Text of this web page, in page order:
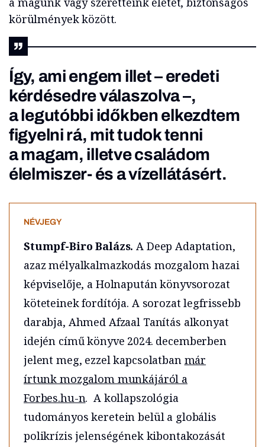
körülmények között.
Így, ami engem illet – eredeti
kérdésedre válaszolva –,
a legutóbbi időkben elkezdtem
figyelni rá, mit tudok tenni
a magam, illetve családom
élelmiszer- és a vízellátásért.
NÉVJEGY
Stumpf-Biro Balázs. A Deep Adaptation,
azaz mélyalkalmazkodás mozgalom hazai
képviselője, a Holnapután könyvsorozat
köteteinek fordítója. A sorozat legfrissebb
darabja, Ahmed Afzaal Tanítás alkonyat
idején című könyve 2024. decemberben
jelent meg, ezzel kapcsolatban már
írtunk mozgalom munkájáról a
Forbes.hu-n. A kollapszológia
tudományos keretein belül a globális
polikrízis jelenségének kibontakozását